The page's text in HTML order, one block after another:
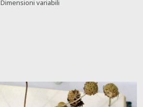
Dimensioni variabili